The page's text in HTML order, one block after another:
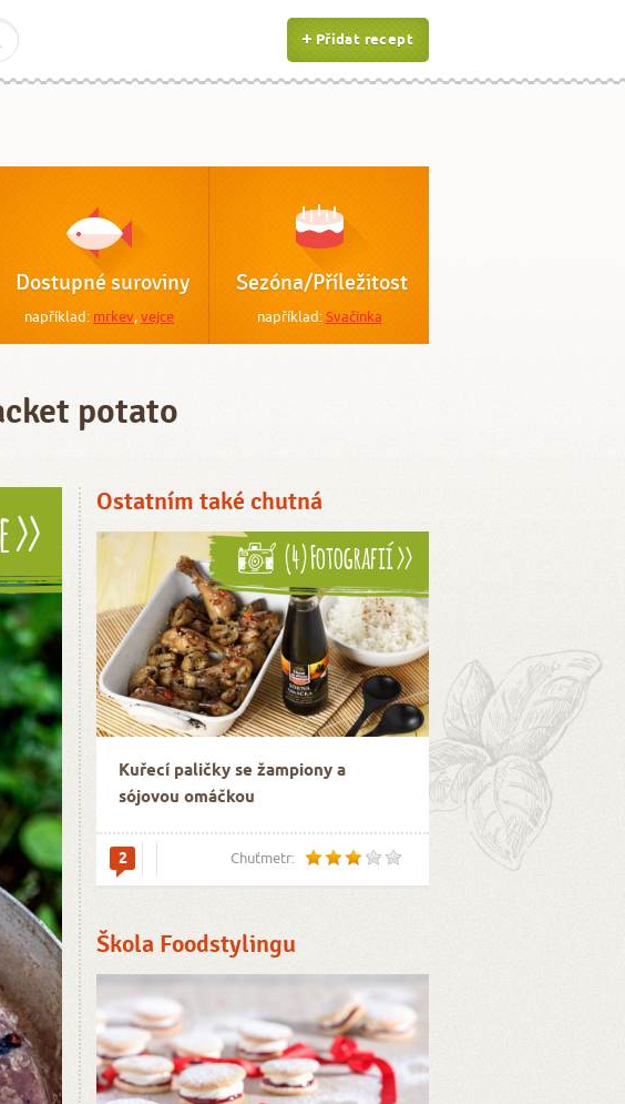
Přidat recept
Dostupné suroviny
například: mrkev,vejce
Sezóna/Příležitost
například:Svačinka
potato
Ostatním také chutná
(4) Fotografií >>
Kuřecí paličky se žampiony a
sójovou omáčkou
2 Chuťmetr:
Škola Foodstylingu